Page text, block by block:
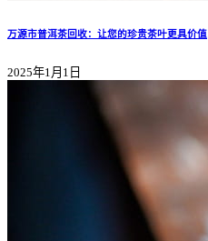
万源市普洱茶回收：让您的珍贵茶叶更具价值
2025年1月1日